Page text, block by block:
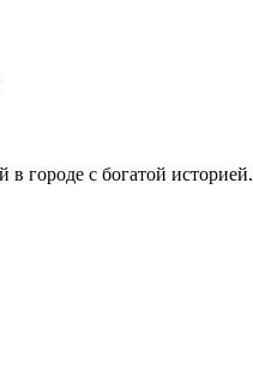
городе с богатой историей.